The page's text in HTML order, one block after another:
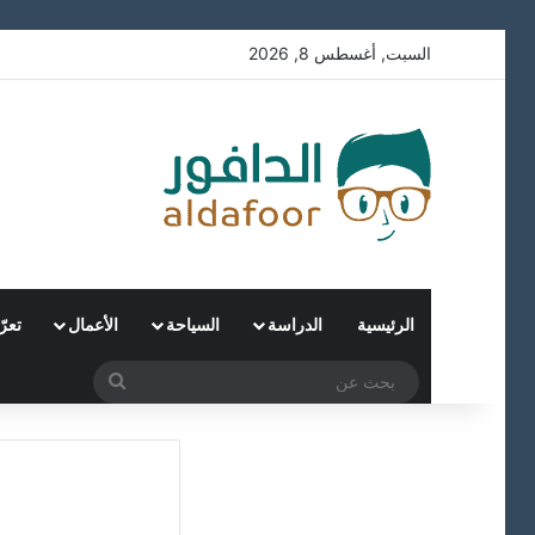
السبت, أغسطس 8, 2026
الرئيسية الدراسة السياحة الأعمال